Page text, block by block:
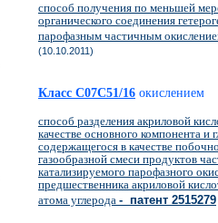
способ получения по меньшей
органического соединения
парофазным частичным
(10.10.2011)
Класс C07C51/16 окислением
способ разделения акриловой
качестве основного компонента и
содержащегося в качестве
газообразной смеси продуктов
катализируемого парофазного
предшественника акриловой
атома углерода - патент 2515279